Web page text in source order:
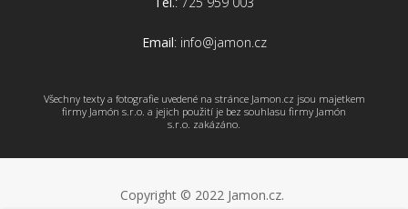
Email: info@jamon.cz
Všechny texty a fotografie uvedené na stránce Jamon.cz jsou majetkem
firmy Jamón s.r.o. a jejich použití je bez souhlasu firmy Jamón
s.r.o. zakázáno.
Copyright © 2022 Jamon.cz.